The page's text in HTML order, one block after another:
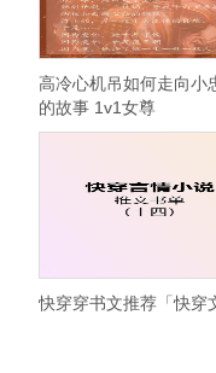
高冷心机吊如何走向小
的故事 1v1女尊
快穿穿书文推荐「快穿